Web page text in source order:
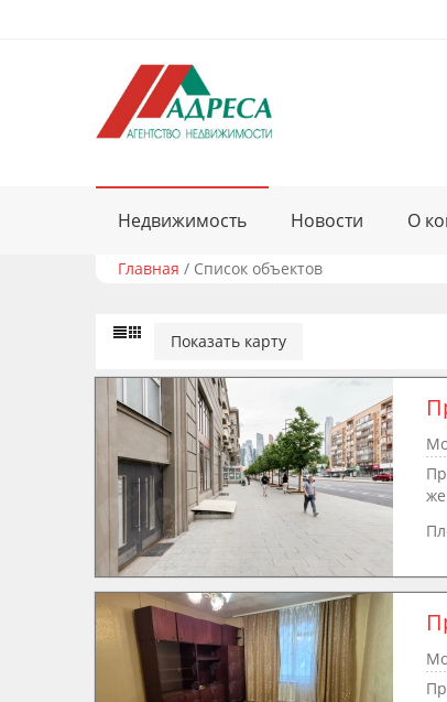
Недвижимость Новости О
Главная / Список объектов
Показать карту